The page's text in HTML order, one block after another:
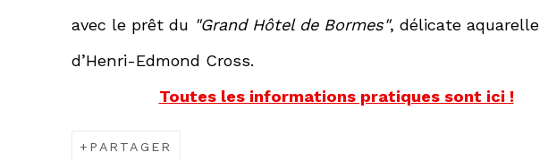
avec le prêt du "Grand Hôtel de Bormes", délicate aquarelle
d’Henri-Edmond Cross.
Toutes les informations pratiques sont ici !
PARTAGER